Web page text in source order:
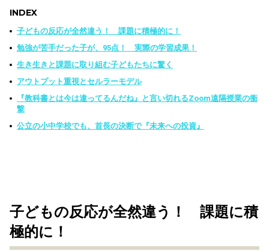
INDEX
子どもの反応が全然違う！ 課題に積極的に！
勉強が苦手だった子が、95点！ 実際の学習成果！
生き生きと課題に取り組む子どもたちに驚く
アウトプット重視とセルラーモデル
『教科書とは今は違ってるんだね』と言い切れるZoom遠隔授業の衝
撃
公立の小中学校でも、首長の決断で『未来への投資』
子どもの反応が全然違う！ 課題に積
極的に！